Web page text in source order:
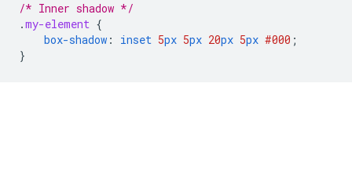
/* Inner shadow */
.my-element {
box-shadow : inset 5px 5px 20px 5px #000 ;
}